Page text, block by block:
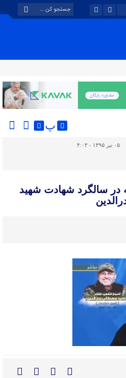
پ
۰۵ تیر ۱۳۹۵ - ۴:۰۳
در سالگرد شهادت شهید